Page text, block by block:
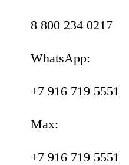
8 800 234 0217
WhatsApp:
+7 916 719 5551
Max:
+7 916 719 5551